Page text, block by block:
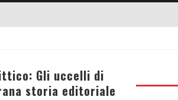
Gli uccelli di
storia editoriale